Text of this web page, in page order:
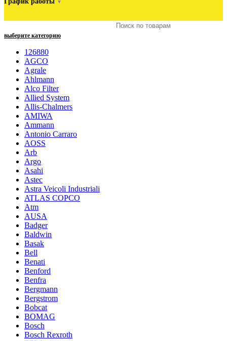
▼
выберите категорию
126880
AGCO
Agrale
Ahlmann
Alco Filter
Allied System
Allis-Chalmers
AMIWA
Ammann
Antonio Carraro
AOSS
Arb
Argo
Asahi
Astec
Astra Veicoli Industriali
ATLAS COPCO
Atm
AUSA
Badger
Baldwin
Basak
Bell
Benati
Benford
Benfra
Bergmann
Bergstrom
Bobcat
BOMAG
Bosch
Bosch Rexroth